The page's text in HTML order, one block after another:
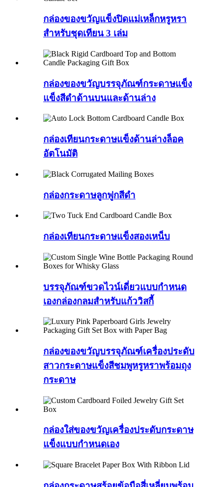
กล่องของขวัญแข็งปิดแม่เหล็กหรูหรา
สำหรับชุดเทียน 3 เล่ม
กล่องของขวัญบรรจุภัณฑ์กระดาษแข็ง
แข็งสีดำด้านบนและด้านล่าง
กล่องเทียนกระดาษแข็งด้านล่างล็อค
อัตโนมัติ
กล่องกระดาษลูกฟูกสีดำ
กล่องเทียนกระดาษแข็งสองเหน็บ
บรรจุภัณฑ์ขวดไวน์เดี่ยวแบบกำหนด
เองกล่องกลมสำหรับแก้ววิสกี้
กล่องของขวัญบรรจุภัณฑ์เครื่องประดับ
สาวกระดาษแข็งสีชมพูหรูหราพร้อมถุง
กระดาษ
กล่องใส่ของขวัญเครื่องประดับกระดาษ
แข็งแบบกำหนดเอง